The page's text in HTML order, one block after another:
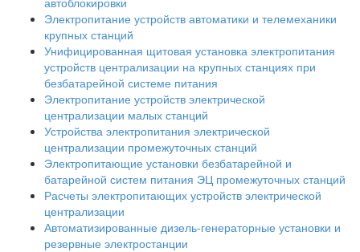
Электропитание устройств автоматики и телемеханики
крупных станций
Унифицированная щитовая установка электропитания
устройств централизации на крупных станциях при
безбатарейной системе питания
Электропитание устройств электрической
централизации малых станций
Устройства электропитания электрической
централизации промежуточных станций
Электропитающие установки безбатарейной и
батарейной систем питания ЭЦ промежуточных станций
Расчеты электропитающих устройств электрической
централизации
Автоматизированные дизель-генераторные установки и
резервные электростанции